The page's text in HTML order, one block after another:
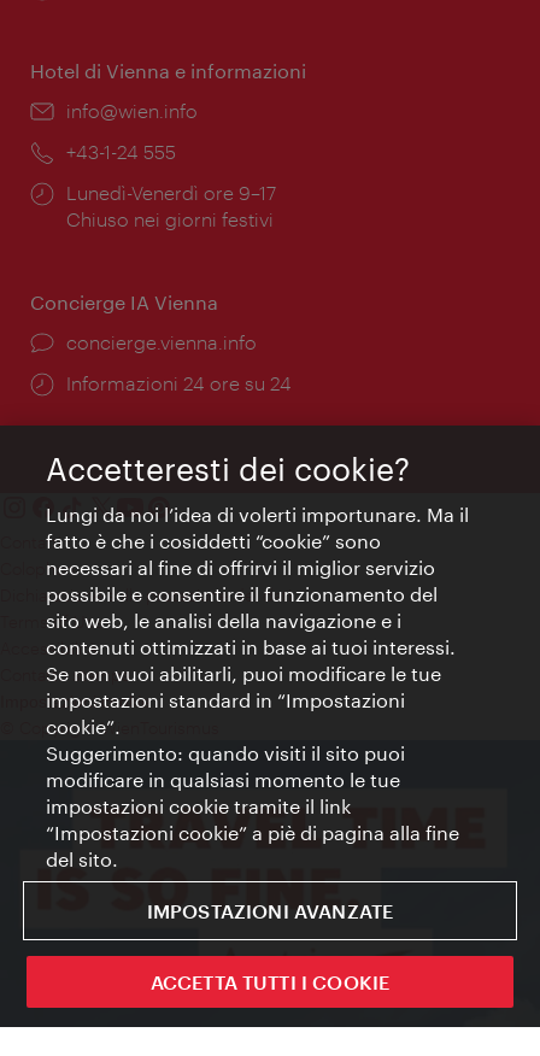
Hotel di Vienna e informazioni
Email:
info@wien.info
Telefono:
+43-1-24 555
Orari
di
Lunedì-Venerdì ore 9–17
Chiuso nei giorni festivi
Concierge IA Vienna
Ort:
concierge.vienna.info
Öffnungszeiten:
Informazioni 24 ore su 24
Contatti
Colophon
Dichiarazione sulla protezione dei dati
Terms of Use
Accessibilità
Contatto stampa
Impostazioni cookie
© Copyright WienTourismus
Accetteresti dei cookie?
Lungi da noi l’idea di volerti importunare. Ma il
fatto è che i cosiddetti “cookie” sono
necessari al fine di offrirvi il miglior servizio
possibile e consentire il funzionamento del
sito web, le analisi della navigazione e i
contenuti ottimizzati in base ai tuoi interessi.
Se non vuoi abilitarli, puoi modificare le tue
impostazioni standard in “Impostazioni
cookie”.
Suggerimento: quando visiti il sito puoi
modificare in qualsiasi momento le tue
impostazioni cookie tramite il link
“Impostazioni cookie” a piè di pagina alla fine
del sito.
IMPOSTAZIONI AVANZATE
ACCETTA TUTTI I COOKIE